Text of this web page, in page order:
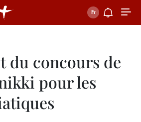
du concours de
pour les